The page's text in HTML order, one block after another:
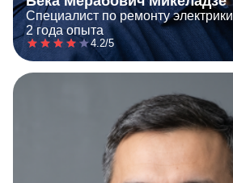
Специалист по ремонту электрики
2 года опыта
4.2/5